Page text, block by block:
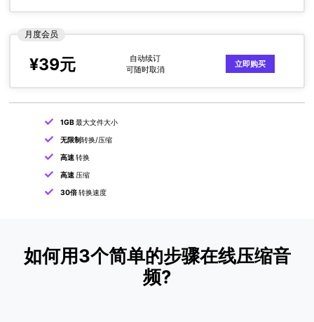
月度会员
¥39元
自动续订
可随时取消
立即购买
1GB最大文件大小
无限制转换/压缩
高速转换
高速 压缩
30倍转换速度
如何用3个简单的步骤在线压缩音
频?